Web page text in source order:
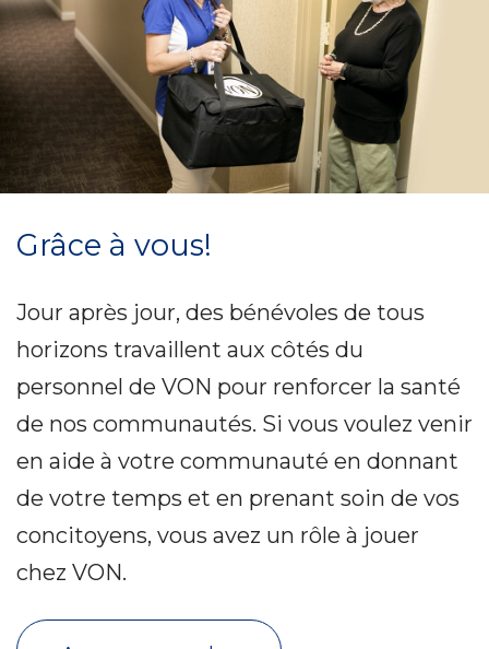
Grâce à vous!
Jour après jour, des bénévoles de tous
horizons travaillent aux côtés du
personnel de VON pour renforcer la santé
de nos communautés. Si vous voulez venir
en aide à votre communauté en donnant
de votre temps et en prenant soin de vos
concitoyens, vous avez un rôle à jouer
chez VON.